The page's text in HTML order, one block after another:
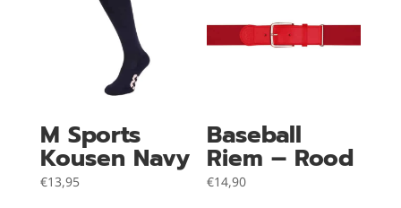
M Sports
Kousen Navy
€13,95
Baseball
Riem – Rood
€14,90